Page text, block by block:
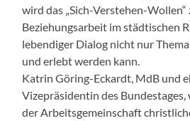
wird das „Sich-Verstehen-
Beziehungsarbeit im städtischen
lebendiger Dialog nicht nur
und erlebt werden kann.
Katrin Göring-Eckardt, MdB und
Vizepräsidentin des
der Arbeitsgemeinschaft